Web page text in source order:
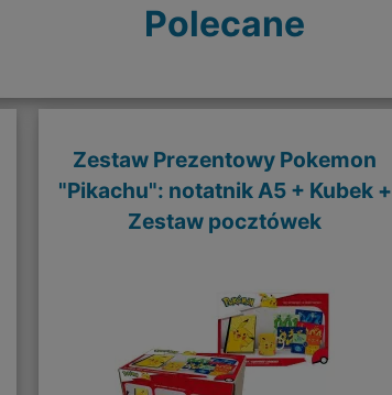
Polecane
Zestaw Prezentowy Pokemon
"Pikachu": notatnik A5 + Kubek +
Zestaw pocztówek